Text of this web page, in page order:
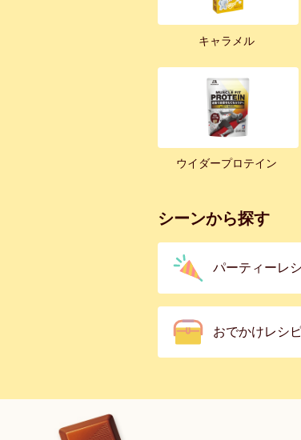
キャラメル
ウイダープロテイン
シーンから探す
パーティーレ
おでかけレシ